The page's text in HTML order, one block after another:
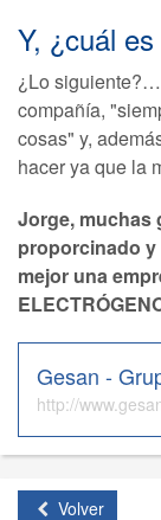
Y, ¿cuál
¿Lo
compañía,
cosas" y,
hacer ya que la
Jorge, muchas
proporcinado
mejor una
Gesan -
http://
Volver